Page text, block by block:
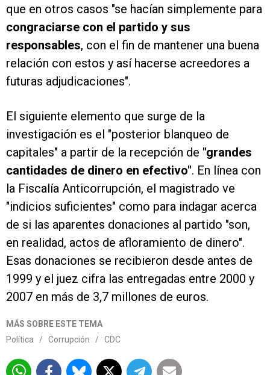
que en otros casos "se hacían simplemente para
congraciarse con el partido y sus
responsables, con el fin de mantener una buena
relación con estos y así hacerse acreedores a
futuras adjudicaciones".
El siguiente elemento que surge de la
investigación es el "posterior blanqueo de
capitales" a partir de la recepción de "grandes
cantidades de dinero en efectivo". En línea con
la Fiscalía Anticorrupción, el magistrado ve
"indicios suficientes" como para indagar acerca
de si las aparentes donaciones al partido "son,
en realidad, actos de afloramiento de dinero".
Esas donaciones se recibieron desde antes de
1999 y el juez cifra las entregadas entre 2000 y
2007 en más de 3,7 millones de euros.
MÁS SOBRE ESTE TEMA
Política
/ Corrupción / CDC